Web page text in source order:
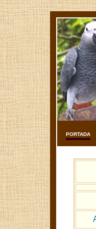
PORTADA